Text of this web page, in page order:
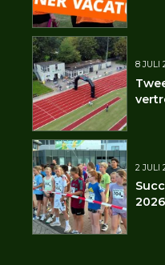
8 JULI
2 JULI
2026